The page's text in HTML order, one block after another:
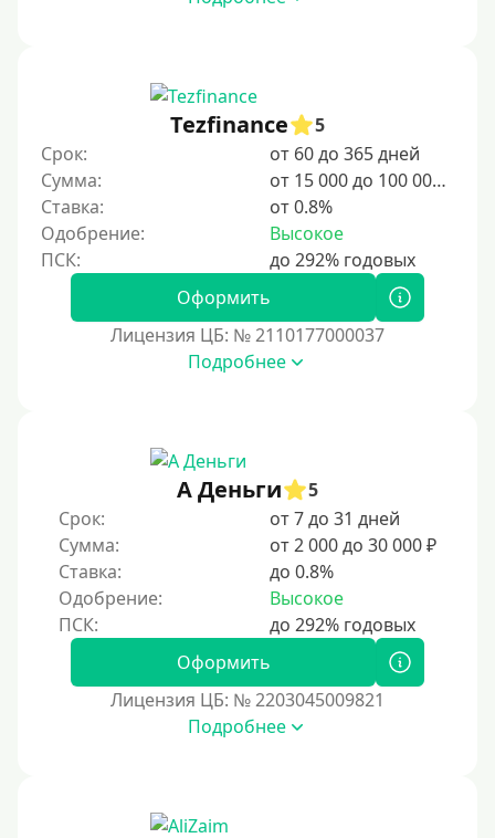
5 дней
На неделю
10 дней
2 недели
15 дней
30 дней без процентов
60 дней
3 месяца
90 дней
100 дней
5 месяцев
Tezfinance
5
Срок:
от 60 до 365 дней
Сумма:
от 15 000 до 100 000 ₽
Ставка:
от 0.8%
Одобрение:
Высокое
Оформить
Лицензия ЦБ: № 2110177000037
Подробнее
А Деньги
5
Срок:
от 7 до 31 дней
Сумма:
от 2 000 до 30 000 ₽
Ставка:
до 0.8%
Одобрение:
Высокое
Оформить
Лицензия ЦБ: № 2203045009821
Подробнее